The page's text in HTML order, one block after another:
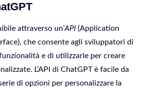
attraverso un’API (Application
che consente agli sviluppatori di
e di utilizzarle per creare
L’API di ChatGPT è facile da
di opzioni per personalizzare la